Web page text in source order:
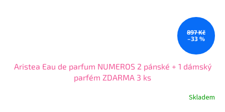
897 Kč
–33 %
Aristea Eau de parfum NUMEROS 2 pánské + 1 dámský
parfém ZDARMA 3 ks
Skladem